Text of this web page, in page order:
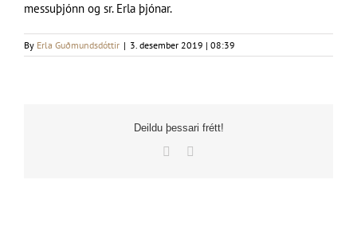
messuþjónn og sr. Erla þjónar.
By Erla Guðmundsdóttir | 3. desember 2019 | 08:39
Deildu þessari frétt!
Facebook